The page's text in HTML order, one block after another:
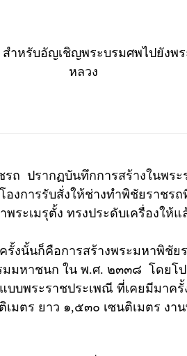
ำหรับอัญเชิญพระบรมศพไปยังพ
หลวง
รากฏบันทึกการสร้างในพระร
องการรับสั่งให้ช่างทำพิชัยราชร
ระเมรุตั้ง ทรงประดับเครื่องให้แ
นั้นก็คือการสร้างพระมหาพิชัยร
มหาชนก ใน พ.ศ. ๒๓๓๘ โดยโป
บพระราชประเพณี ที่เคยมีมาครั้
มตร ยาว ๑,๕๓๐ เซนติเมตร งา